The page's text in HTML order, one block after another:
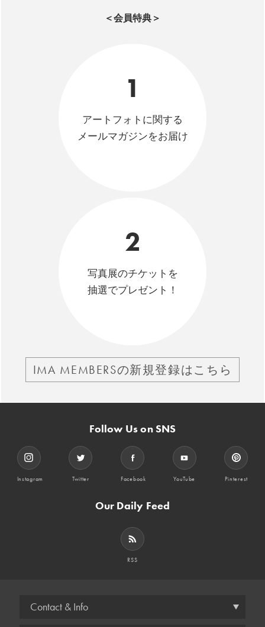
＜会員特典＞
1
アートフォトに関する
メールマガジンをお届け
2
写真展のチケットを
抽選でプレゼント！
IMA MEMBERSの新規登録はこちら
Follow Us on SNS
Instagram Twitter Facebook YouTube Pinterest
Our Daily Feed
RSS
Contact & Info